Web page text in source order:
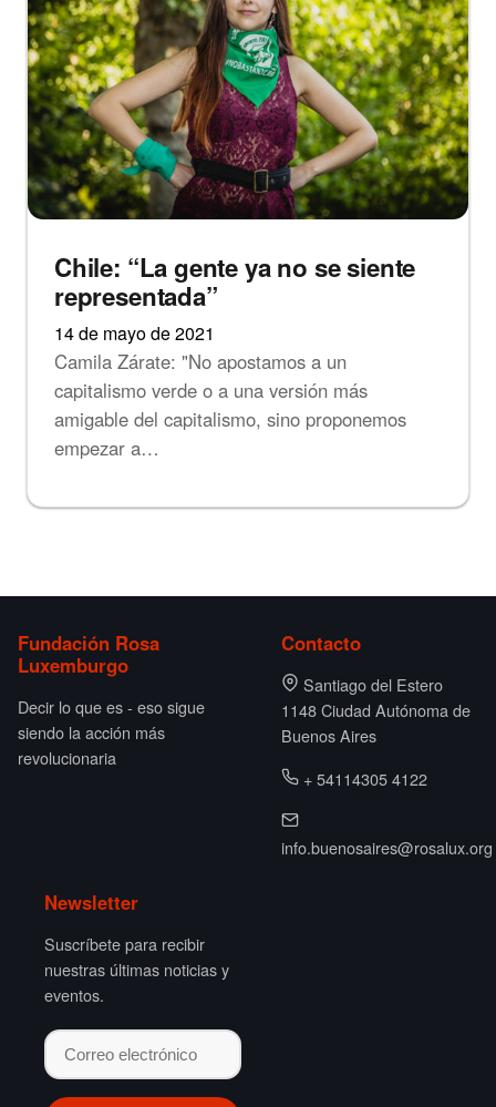
Chile: “La gente ya no se siente
representada”
14 de mayo de 2021
Camila Zárate: "No apostamos a un
capitalismo verde o a una versión más
amigable del capitalismo, sino proponemos
empezar a…
Fundación Rosa
Luxemburgo
Decir lo que es - eso sigue
siendo la acción más
revolucionaria
Contacto
Santiago del Estero
1148 Ciudad Autónoma de
Buenos Aires
+ 54114305 4122
info.buenosaires@rosalux.org
Newsletter
Suscríbete para recibir
nuestras últimas noticias y
eventos.